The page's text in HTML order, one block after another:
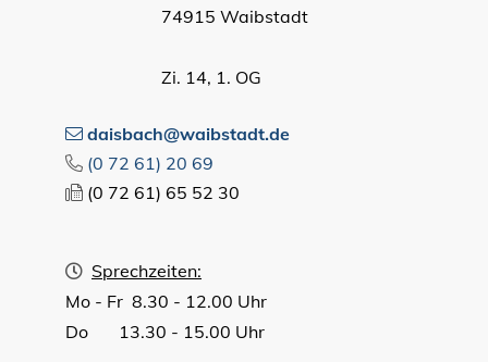
74915 Waibstadt
Zi. 14, 1. OG
daisbach@waibstadt.de
(0 72 61) 20 69
(0 72 61) 65 52 30
Sprechzeiten:
Mo - Fr 8.30 - 12.00 Uhr
Do 13.30 - 15.00 Uhr